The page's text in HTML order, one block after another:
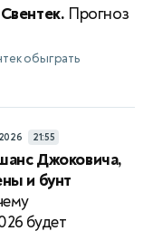
Прогноз
обыграть
21:55
Джоковича,
и бунт
будет